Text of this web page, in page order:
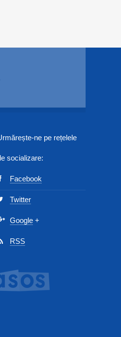
ne pe rețelele
socializare:
Facebook
Twitter
Google +
RSS